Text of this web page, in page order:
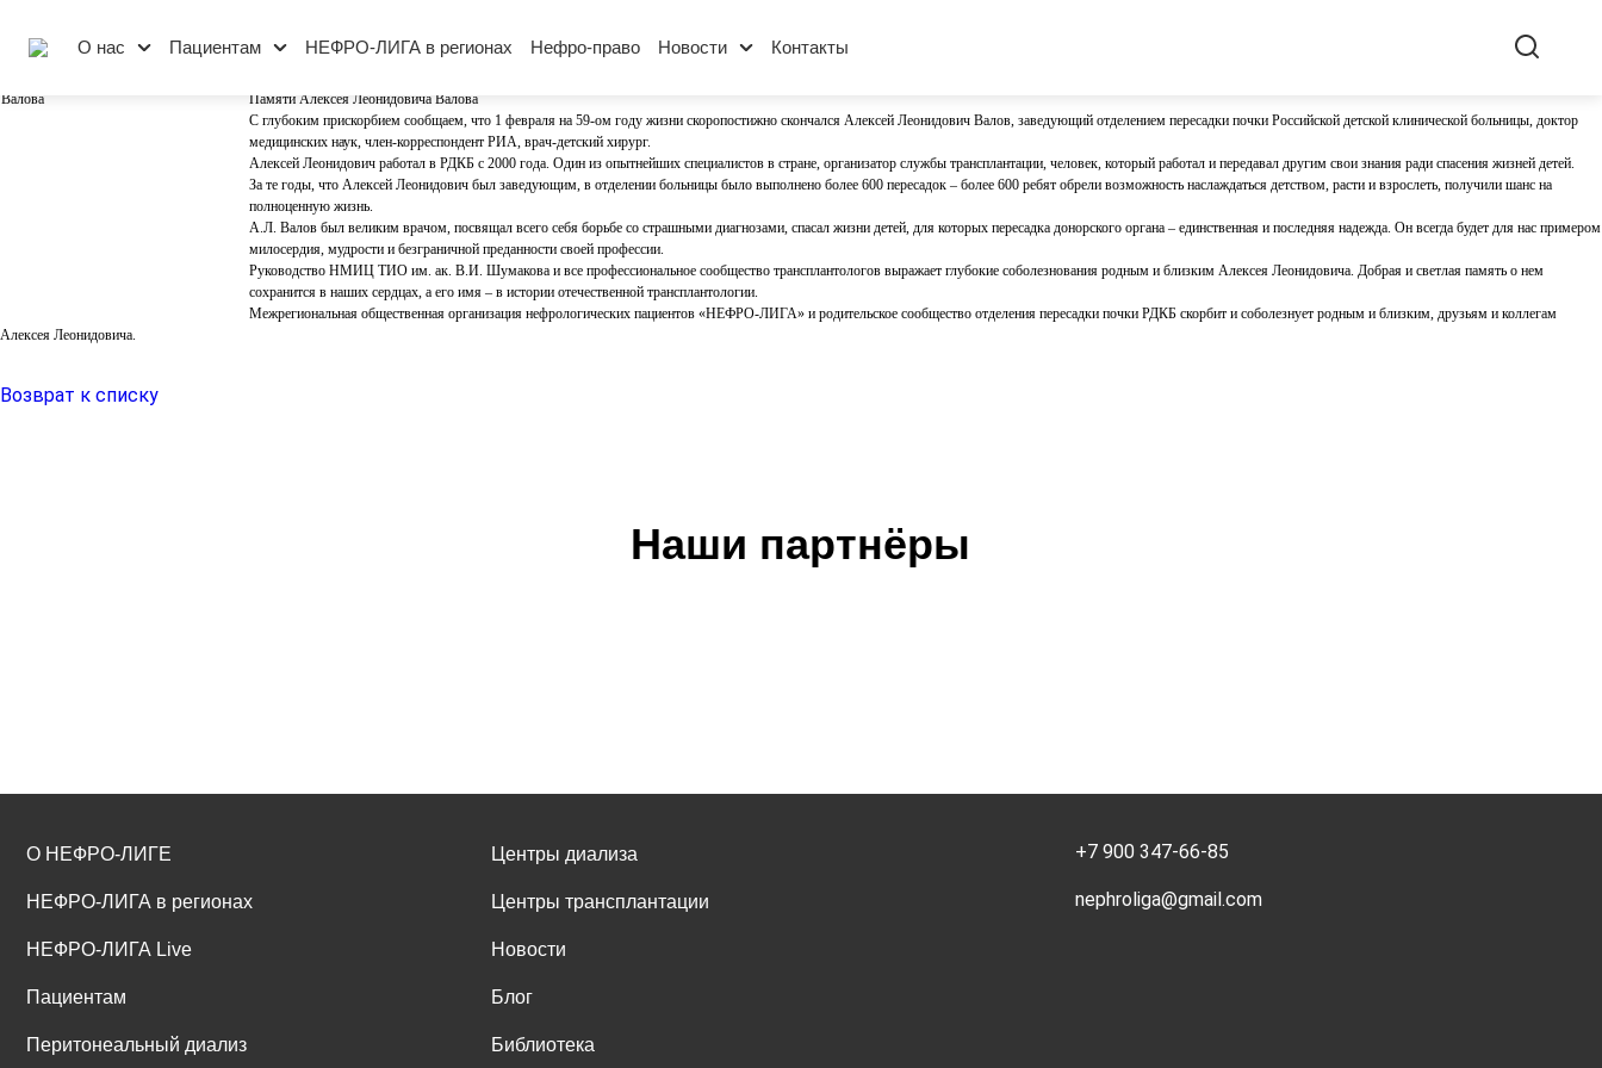
О нас Пациентам НЕФРО-ЛИГА в регионах Нефро-право Новости Контакты
Памяти Алексея Леонидовича Валова
С глубоким прискорбием сообщаем, что 1 февраля на 59-ом году жизни скоропостижно скончался Алексей Леонидович Валов, заведующий отделением пересадки почки Российской детской клинической больницы, доктор
медицинских наук, член-корреспондент РИА, врач-детский хирург.
Алексей Леонидович работал в РДКБ с 2000 года. Один из опытнейших специалистов в стране, организатор службы трансплантации, человек, который работал и передавал другим свои знания ради спасения жизней детей.
За те годы, что Алексей Леонидович был заведующим, в отделении больницы было выполнено более 600 пересадок – более 600 ребят обрели возможность наслаждаться детством, расти и взрослеть, получили шанс на
полноценную жизнь.
А.Л. Валов был великим врачом, посвящал всего себя борьбе со страшными диагнозами, спасал жизни детей, для которых пересадка донорского органа – единственная и последняя надежда. Он всегда будет для нас примером
милосердия, мудрости и безграничной преданности своей профессии.
Руководство НМИЦ ТИО им. ак. В.И. Шумакова и все профессиональное сообщество трансплантологов выражает глубокие соболезнования родным и близким Алексея Леонидовича. Добрая и светлая память о нем
сохранится в наших сердцах, а его имя – в истории отечественной трансплантологии.
Межрегиональная общественная организация нефрологических пациентов «НЕФРО-ЛИГА» и родительское сообщество отделения пересадки почки РДКБ скорбит и соболезнует родным и близким, друзьям и коллегам
Алексея Леонидовича.
Возврат к списку
Наши партнёры
О НЕФРО-ЛИГЕ
НЕФРО-ЛИГА в регионах
НЕФРО-ЛИГА Live
Пациентам
Перитонеальный диализ
Центры диализа
Центры трансплантации
Новости
Блог
Библиотека
+7 900 347-66-85
nephroliga@gmail.com